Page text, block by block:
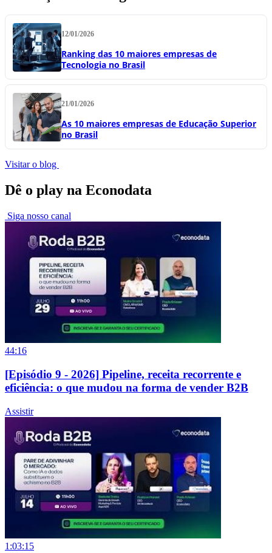
12/01/2026
Ranking das 10 maiores empresas de
Tecnologia no Brasil
21/01/2026
As 10 maiores empresas de Educação Superior
no Brasil
Visitar o blog
Dê o play na Econodata
Siga nosso canal
44:16
[Episódio 9 - 2026] Pipeline, receita recorrente e
eficiência: o que mudou na forma de vender B2B
Assistir
1:03:15